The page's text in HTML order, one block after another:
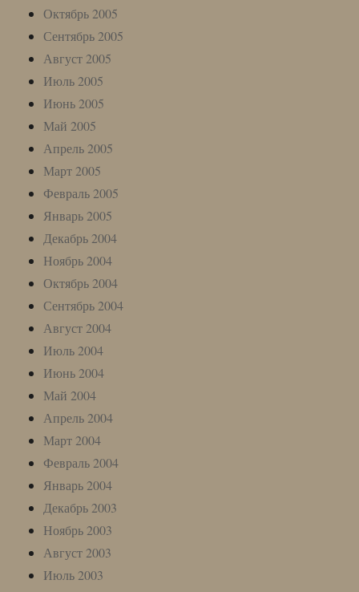
Октябрь 2005
Сентябрь 2005
Август 2005
Июль 2005
Июнь 2005
Май 2005
Апрель 2005
Март 2005
Февраль 2005
Январь 2005
Декабрь 2004
Ноябрь 2004
Октябрь 2004
Сентябрь 2004
Август 2004
Июль 2004
Июнь 2004
Май 2004
Апрель 2004
Март 2004
Февраль 2004
Январь 2004
Декабрь 2003
Ноябрь 2003
Август 2003
Июль 2003